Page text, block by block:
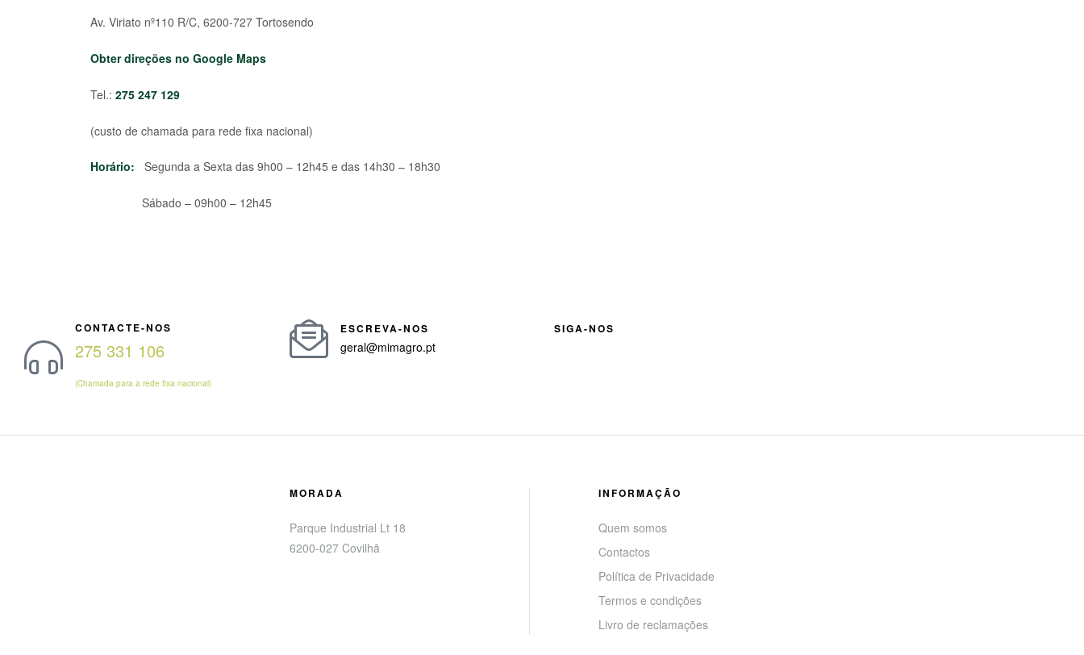
Av. Viriato nº110 R/C, 6200-727 Tortosendo
Obter direções no Google Maps
Tel.: 275 247 129
(custo de chamada para rede fixa nacional)
Horário: Segunda a Sexta das 9h00 – 12h45 e das 14h30 – 18h30
Sábado – 09h00 – 12h45
CONTACTE-NOS
275 331 106
(Chamada para a rede fixa nacional)
ESCREVA-NOS
geral@mimagro.pt
SIGA-NOS
MORADA
Parque Industrial Lt 18
6200-027 Covilhã
INFORMAÇÃO
Quem somos
Contactos
Política de Privacidade
Termos e condições
Livro de reclamações